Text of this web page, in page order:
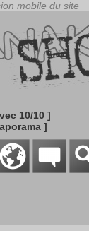
10/10 ]
]